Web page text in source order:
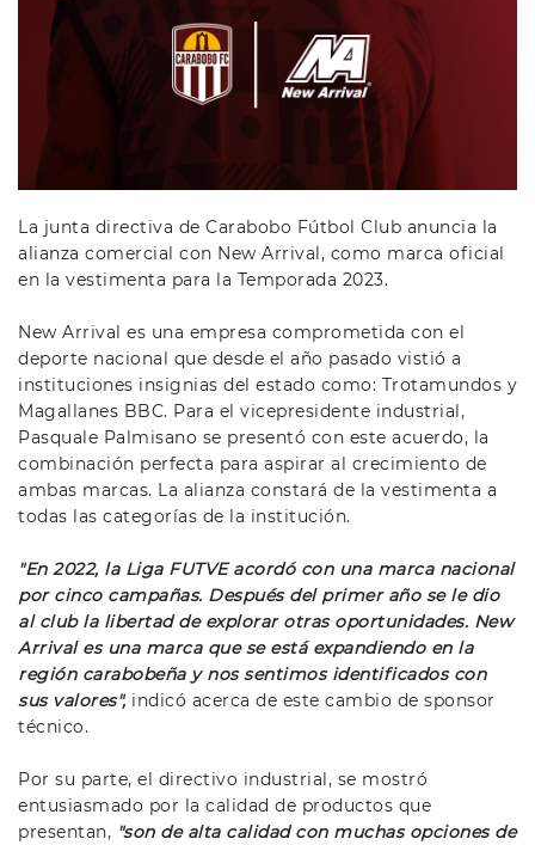
La junta directiva de Carabobo Fútbol Club anuncia la
alianza comercial con New Arrival, como marca oficial
en la vestimenta para la Temporada 2023.
New Arrival es una empresa comprometida con el
deporte nacional que desde el año pasado vistió a
instituciones insignias del estado como: Trotamundos y
Magallanes BBC. Para el vicepresidente industrial,
Pasquale Palmisano se presentó con este acuerdo, la
combinación perfecta para aspirar al crecimiento de
ambas marcas. La alianza constará de la vestimenta a
todas las categorías de la institución.
"En 2022, la Liga FUTVE acordó con una marca nacional
por cinco campañas. Después del primer año se le dio
al club la libertad de explorar otras oportunidades. New
Arrival es una marca que se está expandiendo en la
región carabobeña y nos sentimos identificados con
sus valores", indicó acerca de este cambio de sponsor
técnico.
Por su parte, el directivo industrial, se mostró
entusiasmado por la calidad de productos que
presentan, "son de alta calidad con muchas opciones de